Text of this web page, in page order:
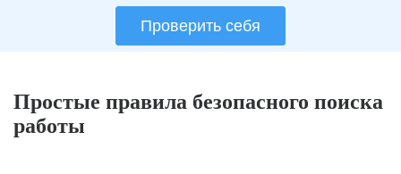
Проверить себя
Простые правила безопасного поиска
работы